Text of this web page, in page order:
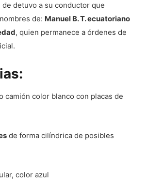
de detuvo a su conductor que
de: Manuel B. T. ecuatoriano
, quien permanece a órdenes de
camión color blanco con placas de
de forma cilíndrica de posibles
color azul